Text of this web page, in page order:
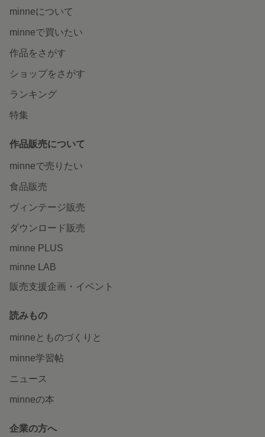
minneについて
minneで買いたい
作品をさがす
ショップをさがす
ランキング
特集
作品販売について
minneで売りたい
食品販売
ヴィンテージ販売
ダウンロード販売
minne PLUS
minne LAB
販売支援企画・イベント
読みもの
minneとものづくりと
minne学習帖
ニュース
minneの本
企業の方へ